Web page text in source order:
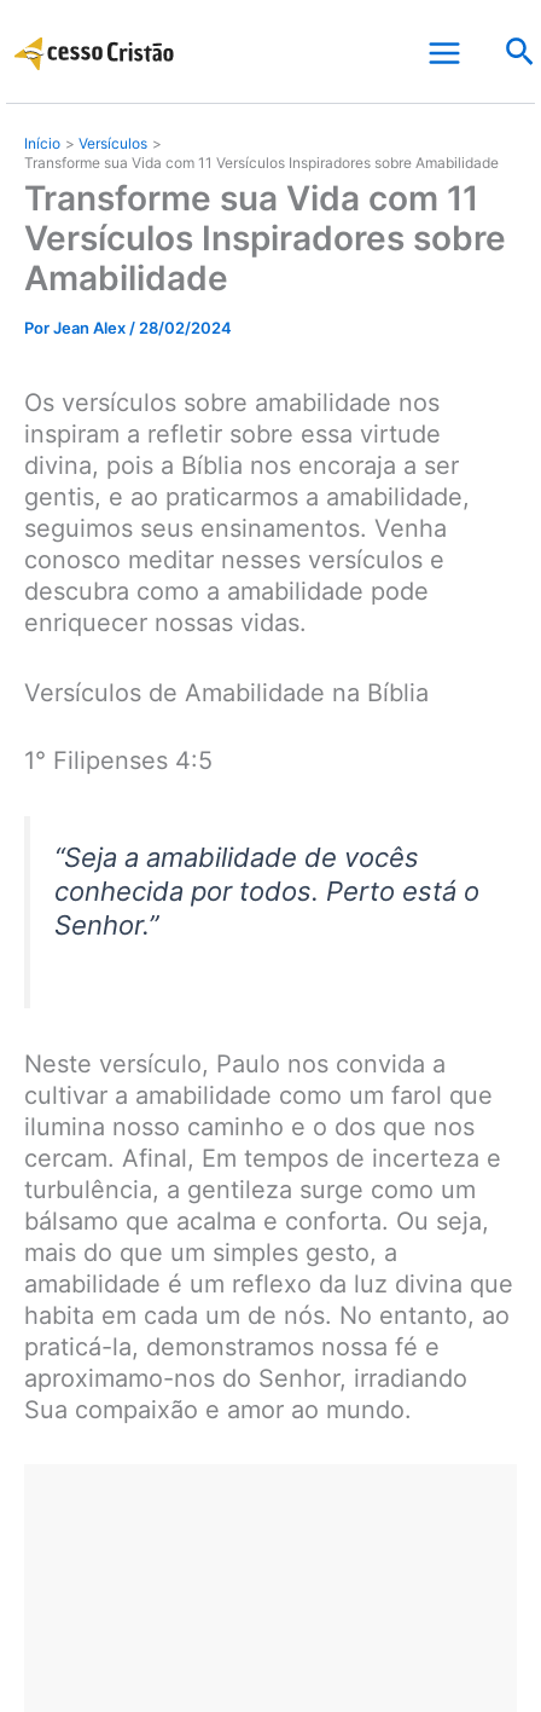
para
conteúdo
Início
Versículos
Transforme sua Vida com 11 Versículos Inspiradores sobre Amabilidade
Transforme sua Vida com 11
Versículos Inspiradores sobre
Amabilidade
PorJean Alex / 28/02/2024
Os versículos sobre amabilidade nos
inspiram a refletir sobre essa virtude
divina, pois a Bíblia nos encoraja a ser
gentis, e ao praticarmos a amabilidade,
seguimos seus ensinamentos. Venha
conosco meditar nesses versículos e
descubra como a amabilidade pode
enriquecer nossas vidas.
Versículos de Amabilidade na Bíblia
1° Filipenses 4:5
“Seja a amabilidade de vocês
conhecida por todos. Perto está o
Senhor.”
Neste versículo, Paulo nos convida a
cultivar a amabilidade como um farol que
ilumina nosso caminho e o dos que nos
cercam. Afinal, Em tempos de incerteza e
turbulência, a gentileza surge como um
bálsamo que acalma e conforta. Ou seja,
mais do que um simples gesto, a
amabilidade é um reflexo da luz divina que
habita em cada um de nós. No entanto, ao
praticá-la, demonstramos nossa fé e
aproximamo-nos do Senhor, irradiando
Sua compaixão e amor ao mundo.